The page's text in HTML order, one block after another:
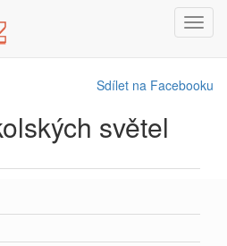
Sdílet na Facebooku
světel